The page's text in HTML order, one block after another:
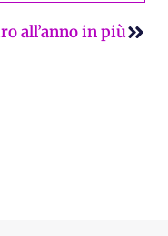
all’anno in più